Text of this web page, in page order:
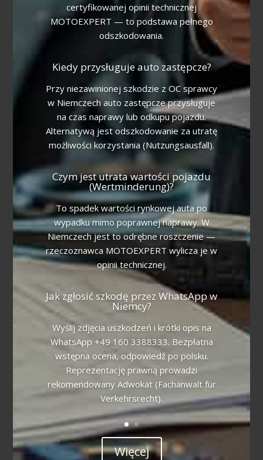
certyfikowanej opinii technicznej
MOTOEXPERT — to podstawa pełnego
odszkodowania.
Kiedy przysługuje auto zastępcze?
Przy niezawinionej szkodzie z OC sprawcy
w Niemczech auto zastępcze przysługuje
na czas naprawy lub odkupu pojazdu.
Alternatywą jest odszkodowanie za utratę
możliwości korzystania (Nutzungsausfall).
Czym jest utrata wartości pojazdu
(Wertminderung)?
To spadek wartości rynkowej auta po
wypadku mimo poprawnej naprawy. W
Niemczech jest to odrębne roszczenie —
rzeczoznawca MOTOEXPERT wylicza je w
opinii technicznej.
Jak zgłosić szkodę przez WhatsApp w
Niemcy?
Wyślij zdjęcia uszkodzeń i krótki opis na
WhatsApp +49 160 3388333. Bezpłatna
wstępna ocena, odpowiedź po polsku.
Reprezentację prawną prowadzi
rekomendowany Adwokat (Fachanwalt für
Verkehrsrecht).
Więcej